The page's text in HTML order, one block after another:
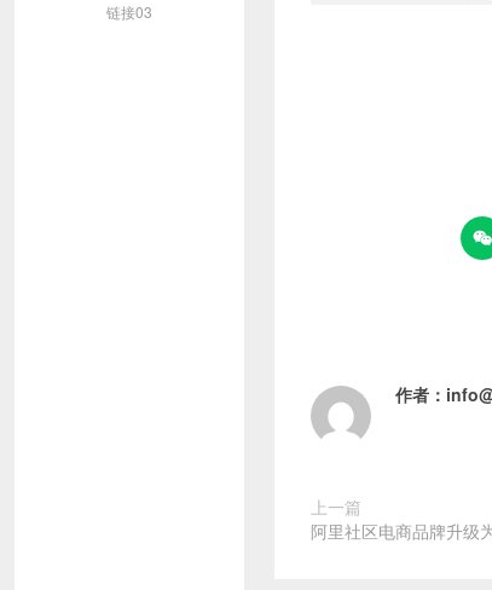
链接03

作者：
上一篇
阿里社区电商品牌升级